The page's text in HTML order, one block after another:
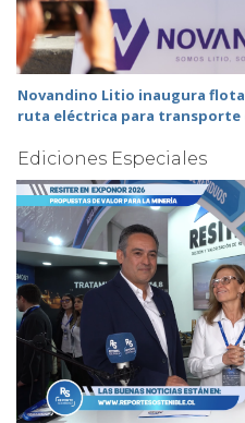
Novandino Litio inaugura
ruta eléctrica para transporte
Ediciones Especiales